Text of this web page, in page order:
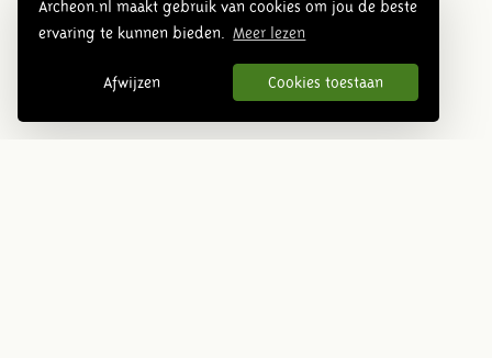
Archeon.nl maakt gebruik van cookies om jou de beste
ervaring te kunnen bieden.
Meer lezen
Afwijzen Cookies toestaan